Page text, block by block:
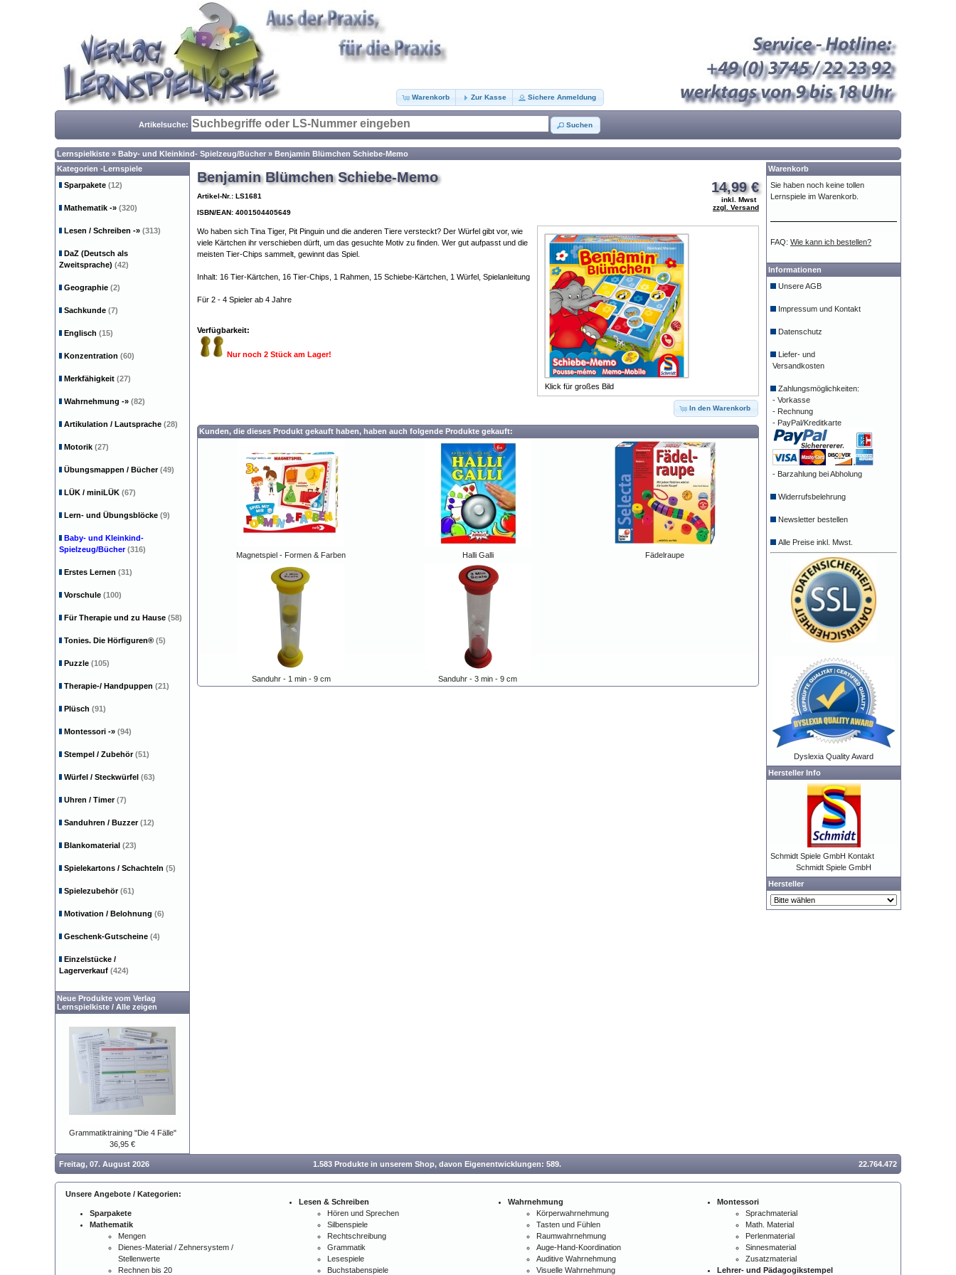
Warenkorb Zur Kasse Sichere Anmeldung
Artikelsuche: Suchen
Lernspielkiste » Baby- und Kleinkind- Spielzeug/Bücher » Benjamin Blümchen Schiebe-Memo
14,99 €
inkl. Mwst
zzgl. Versand
Benjamin Blümchen Schiebe-Memo
Artikel-Nr.: LS1681
ISBN/EAN: 4001504405649
Klick für großes Bild
Wo haben sich Tina Tiger, Pit Pinguin und die anderen Tiere versteckt? Der Würfel gibt vor, wie
viele Kärtchen ihr verschieben dürft, um das gesuchte Motiv zu finden. Wer gut aufpasst und die
meisten Tier-Chips sammelt, gewinnt das Spiel.
Inhalt: 16 Tier-Kärtchen, 16 Tier-Chips, 1 Rahmen, 15 Schiebe-Kärtchen, 1 Würfel, Spielanleitung
Für 2 - 4 Spieler ab 4 Jahre
Verfügbarkeit:
Nur noch 2 Stück am Lager!
In den Warenkorb
Kunden, die dieses Produkt gekauft haben, haben auch folgende Produkte gekauft:
Magnetspiel - Formen & Farben Halli Galli Fädelraupe
Sanduhr - 1 min - 9 cm Sanduhr - 3 min - 9 cm
Kategorien -Lernspiele
Sparpakete (12)
Mathematik -» (320)
Lesen / Schreiben -» (313)
DaZ (Deutsch als
Zweitsprache) (42)
Geographie (2)
Sachkunde (7)
Englisch (15)
Konzentration (60)
Merkfähigkeit (27)
Wahrnehmung -» (82)
Artikulation / Lautsprache (28)
Motorik (27)
Übungsmappen / Bücher(49)
LÜK / miniLÜK (67)
Lern- und Übungsblöcke (9)
Baby- und Kleinkind-
Spielzeug/Bücher (316)
Erstes Lernen (31)
Vorschule (100)
Für Therapie und zu Hause (58)
Tonies. Die Hörfiguren® (5)
Puzzle (105)
Therapie-/ Handpuppen (21)
Plüsch (91)
Montessori -» (94)
Stempel / Zubehör(51)
Würfel / Steckwürfel (63)
Uhren / Timer(7)
Sanduhren / Buzzer(12)
Blankomaterial (23)
Spielekartons / Schachteln (5)
Spielezubehör(61)
Motivation / Belohnung (6)
Geschenk-Gutscheine (4)
Einzelstücke /
Lagerverkauf (424)
Neue Produkte vom Verlag
Lernspielkiste / Alle zeigen
Grammatiktraining "Die 4 Fälle"
36,95 €
Warenkorb
Sie haben noch keine tollen
Lernspiele im Warenkorb.
FAQ: Wie kann ich bestellen?
Informationen
Unsere AGB
Impressum und Kontakt
Datenschutz
Liefer- und
Versandkosten
Zahlungsmöglichkeiten:
- Vorkasse
- Rechnung
- PayPal/Kreditkarte
- Barzahlung bei Abholung
Widerrufsbelehrung
Newsletter bestellen
Alle Preise inkl. Mwst.
Dyslexia Quality Award
Hersteller Info
Schmidt Spiele GmbH Kontakt
Schmidt Spiele GmbH
Hersteller
Freitag, 07. August 2026 1.583 Produkte in unserem Shop, davon Eigenentwicklungen: 589. 22.764.472
Unsere Angebote / Kategorien:
Sparpakete
Mathematik
Mengen
Dienes-Material / Zehnersystem /
Stellenwerte
Rechnen bis 20
Lesen & Schreiben
Hören und Sprechen
Silbenspiele
Rechtschreibung
Grammatik
Lesespiele
Buchstabenspiele
Wahrnehmung
Körperwahrnehmung
Tasten und Fühlen
Raumwahrnehmung
Auge-Hand-Koordination
Auditive Wahrnehmung
Visuelle Wahrnehmung
Montessori
Sprachmaterial
Math. Material
Perlenmaterial
Sinnesmaterial
Zusatzmaterial
Lehrer- und Pädagogikstempel